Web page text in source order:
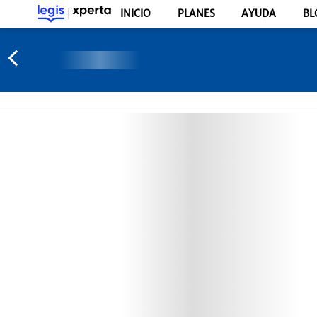
INICIO PLANES AYUDA